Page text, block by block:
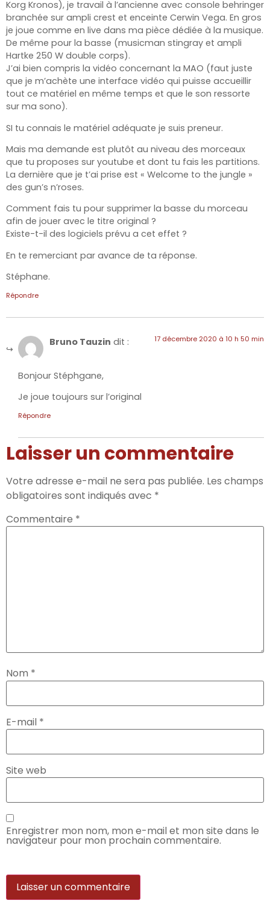
Korg Kronos), je travail à l’ancienne avec console behringer
branchée sur ampli crest et enceinte Cerwin Vega. En gros
je joue comme en live dans ma pièce dédiée à la musique.
De même pour la basse (musicman stingray et ampli
Hartke 250 W double corps).
J’ai bien compris la vidéo concernant la MAO (faut juste
que je m’achète une interface vidéo qui puisse accueillir
tout ce matériel en même temps et que le son ressorte
sur ma sono).
SI tu connais le matériel adéquate je suis preneur.
Mais ma demande est plutôt au niveau des morceaux
que tu proposes sur youtube et dont tu fais les partitions.
La dernière que je t’ai prise est « Welcome to the jungle »
des gun’s n’roses.
Comment fais tu pour supprimer la basse du morceau
afin de jouer avec le titre original ?
Existe-t-il des logiciels prévu a cet effet ?
En te remerciant par avance de ta réponse.
Stéphane.
Répondre
Bruno Tauzin dit : 17 décembre 2020 à 10 h 50 min
Bonjour Stéphgane,
Je joue toujours sur l’original
Répondre
Laisser un commentaire
Votre adresse e-mail ne sera pas publiée. Les champs
obligatoires sont indiqués avec *
Commentaire *
Nom *
E-mail *
Site web
Enregistrer mon nom, mon e-mail et mon site dans le
navigateur pour mon prochain commentaire.